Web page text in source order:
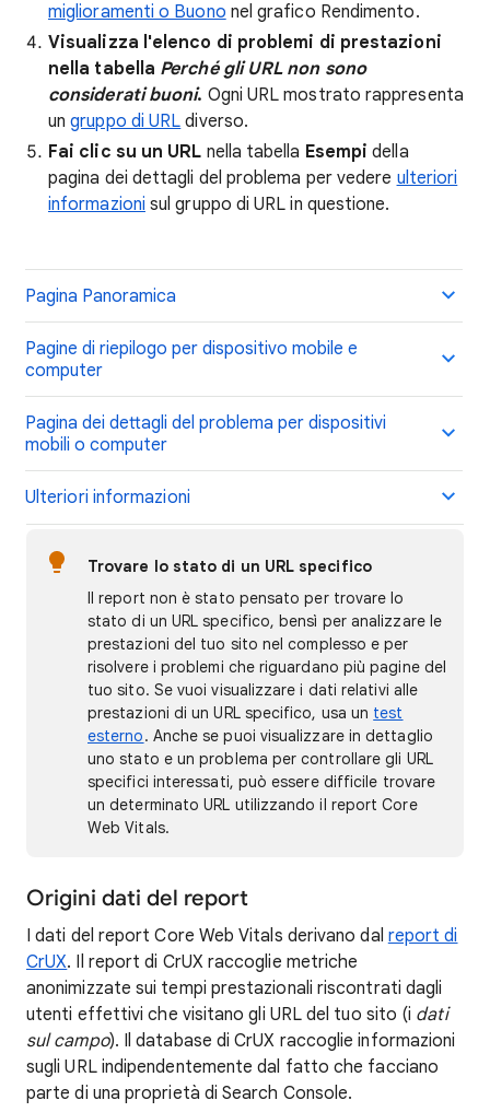
miglioramenti o Buono nel grafico Rendimento.
Visualizza l'elenco di problemi di prestazioni
nella tabella Perché gli URL non sono
considerati buoni. Ogni URL mostrato rappresenta
ungruppo di URL diverso.
Fai clic su un URL nella tabella Esempi della
pagina dei dettagli del problema per vedere ulteriori
informazioni sul gruppo di URL in questione.
Pagina Panoramica
Pagine di riepilogo per dispositivo mobile e
computer
Pagina dei dettagli del problema per dispositivi
mobili o computer
Ulteriori informazioni
Trovare lo stato di un URL specifico
Il report non è stato pensato per trovare lo
stato di un URL specifico, bensì per analizzare le
prestazioni del tuo sito nel complesso e per
risolvere i problemi che riguardano più pagine del
tuo sito. Se vuoi visualizzare i dati relativi alle
prestazioni di un URL specifico, usa un test
esterno. Anche se puoi visualizzare in dettaglio
uno stato e un problema per controllare gli URL
specifici interessati, può essere difficile trovare
un determinato URL utilizzando il report Core
Web Vitals.
Origini dati del report
I dati del report Core Web Vitals derivano dal report di
CrUX. Il report di CrUX raccoglie metriche
anonimizzate sui tempi prestazionali riscontrati dagli
utenti effettivi che visitano gli URL del tuo sito (i dati
sul campo). Il database di CrUX raccoglie informazioni
sugli URL indipendentemente dal fatto che facciano
parte di una proprietà di Search Console.